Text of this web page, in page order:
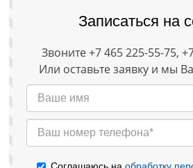
Записаться на
Звоните +7 465 225-55-75,
Или оставьте заявку и мы